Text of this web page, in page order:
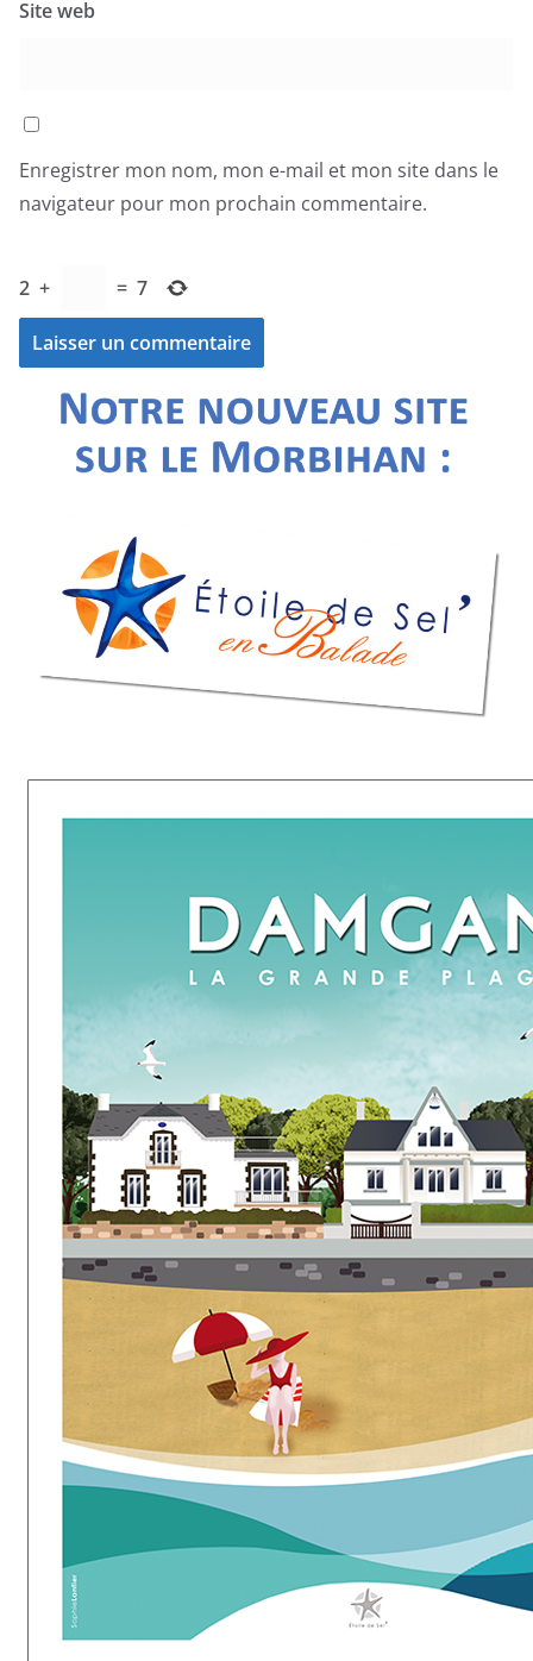
Site web
Enregistrer mon nom, mon e-mail et mon site dans le
navigateur pour mon prochain commentaire.
2 + = 7